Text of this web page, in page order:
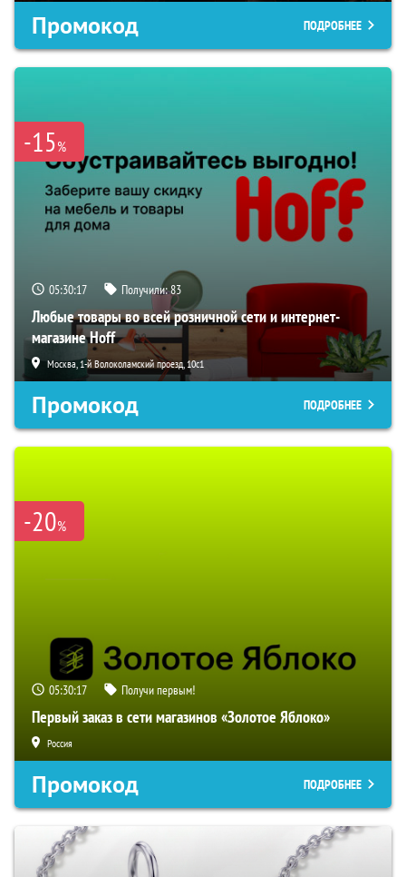
Промокод ПОДРОБНЕЕ
-15%
05:30:16 Получили:83
Любые товары во всей розничной сети и интернет-
магазине Hoff
Москва, 1-й Волоколамский проезд, 10с1
Промокод ПОДРОБНЕЕ
-20%
05:30:16 Получи первым!
Первый заказ в сети магазинов «Золотое Яблоко»
Россия
Промокод ПОДРОБНЕЕ